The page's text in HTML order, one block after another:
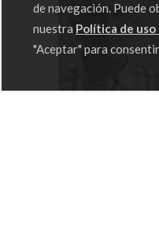
de navegación. Puede
nuestra Política de
"Aceptar" para